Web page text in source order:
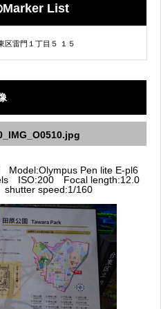
List
雷門１丁目５ １５
Pen lite E-pl6
ISO:200 Focal length:12.0
speed:1/160